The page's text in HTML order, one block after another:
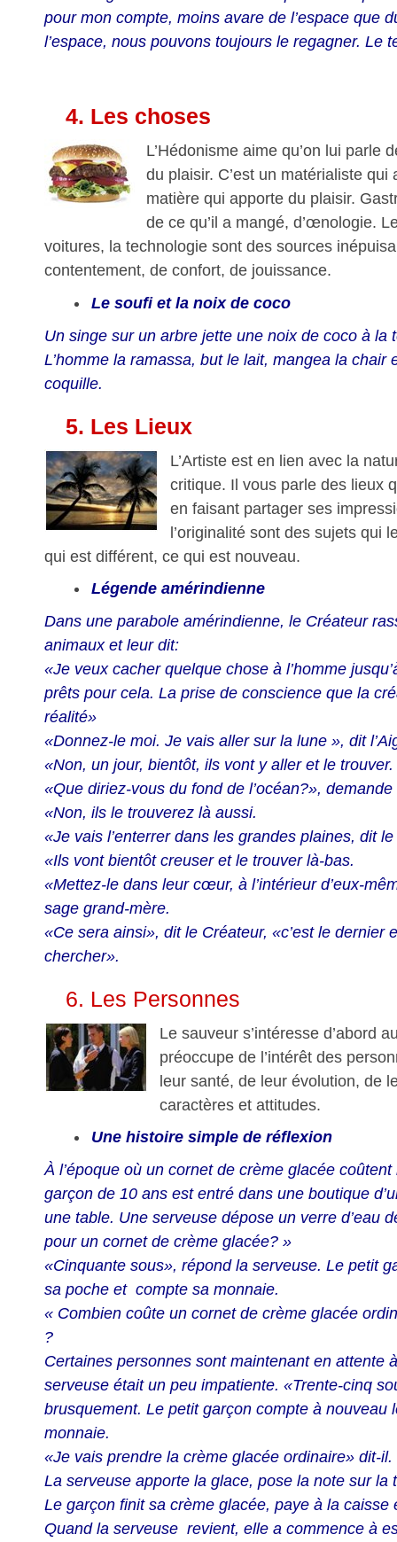
pour mon compte, moins avare de l’espace que
l’espace, nous pouvons toujours le regagner. Le
4. Les choses
L’Hédonisme aime qu’on lui parle
du plaisir. C’est un matérialiste qui
matière qui apporte du plaisir.
de ce qu’il a mangé, d’œnologie.
voitures, la technologie sont des sources
contentement, de confort, de jouissance.
Le soufi et la noix de coco
Un singe sur un arbre jette une noix de coco à la
L’homme la ramassa, but le lait, mangea la chair
coquille.
5. Les Lieux
L’Artiste est en lien avec la
critique. Il vous parle des lieux
en faisant partager ses
l’originalité sont des sujets qui
qui est différent, ce qui est nouveau.
Légende amérindienne
Dans une parabole amérindienne, le Créateur
animaux et leur dit:
«Je veux cacher quelque chose à l’homme
prêts pour cela. La prise de conscience que la
réalité»
«Donnez-le moi. Je vais aller sur la lune », dit
«Non, un jour, bientôt, ils vont y aller et le trouver.
«Que diriez-vous du fond de l’océan?»,
«Non, ils le trouverez là aussi.
«Je vais l’enterrer dans les grandes plaines, dit
«Ils vont bientôt creuser et le trouver là-bas.
«Mettez-le dans leur cœur, à l’intérieur d’eux-
sage grand-mère.
«Ce sera ainsi», dit le Créateur, «c’est le dernier
chercher».
6. Les Personnes
Le sauveur s’intéresse d’abord
préoccupe de l’intérêt des
leur santé, de leur évolution, de
caractères et attitudes.
Une histoire simple de réflexion
À l’époque où un cornet de crème glacée
garçon de 10 ans est entré dans une boutique
une table. Une serveuse dépose un verre d’eau
pour un cornet de crème glacée? »
«Cinquante sous», répond la serveuse. Le petit
sa poche et compte sa monnaie.
« Combien coûte un cornet de crème glacée
?
Certaines personnes sont maintenant en attente
serveuse était un peu impatiente. «Trente-cinq
brusquement. Le petit garçon compte à nouveau
monnaie.
«Je vais prendre la crème glacée ordinaire» dit-il.
La serveuse apporte la glace, pose la note sur la
Le garçon finit sa crème glacée, paye à la caisse
Quand la serveuse revient, elle a commence à